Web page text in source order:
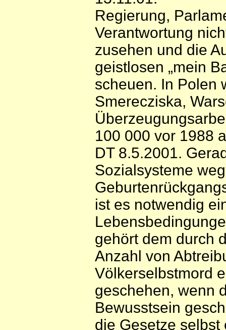
Regierung,
Verantwortung
zusehen und die
geistlosen „mein
scheuen. In Polen
Smerecziska,
100 000 vor 1988
DT 8.5.2001.
Sozialsysteme
ist es notwendig
gehört dem durch
Anzahl von
Völkerselbstmord
geschehen, wenn
Bewusstsein
die Gesetze